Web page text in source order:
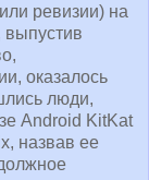
ревизии) на
выпустив
оказалось
люди,
Android KitKat
назвав ее